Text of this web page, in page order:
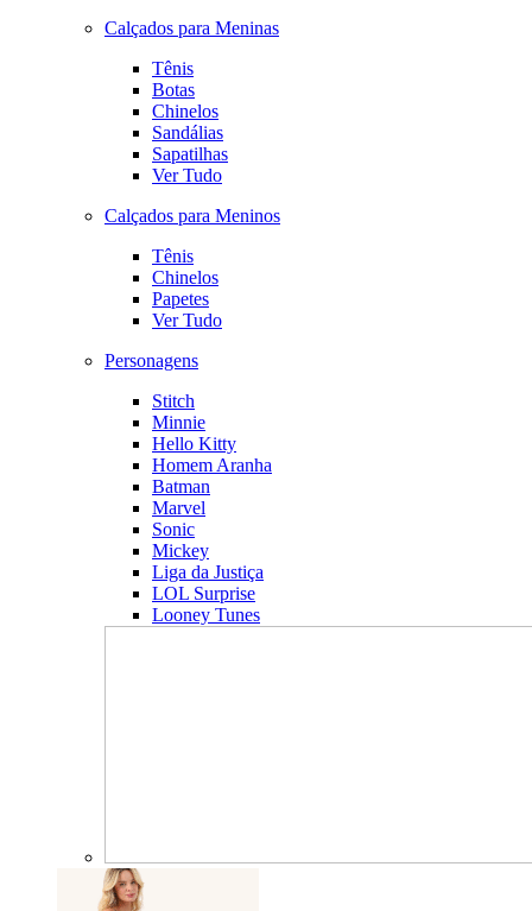
Calçados para Meninas
Tênis
Botas
Chinelos
Sandálias
Sapatilhas
Ver Tudo
Calçados para Meninos
Tênis
Chinelos
Papetes
Ver Tudo
Personagens
Stitch
Minnie
Hello Kitty
Homem Aranha
Batman
Marvel
Sonic
Mickey
Liga da Justiça
LOL Surprise
Looney Tunes